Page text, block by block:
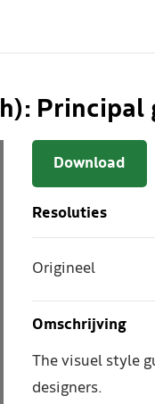
Download
Resoluties
Origineel
Omschrijving
The visuel style
designers.